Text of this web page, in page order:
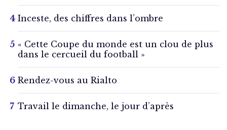
Inceste, des chiffres dans l’ombre
« Cette Coupe du monde est un clou de plus
dans le cercueil du football »
Rendez-vous au Rialto
Travail le dimanche, le jour d’après